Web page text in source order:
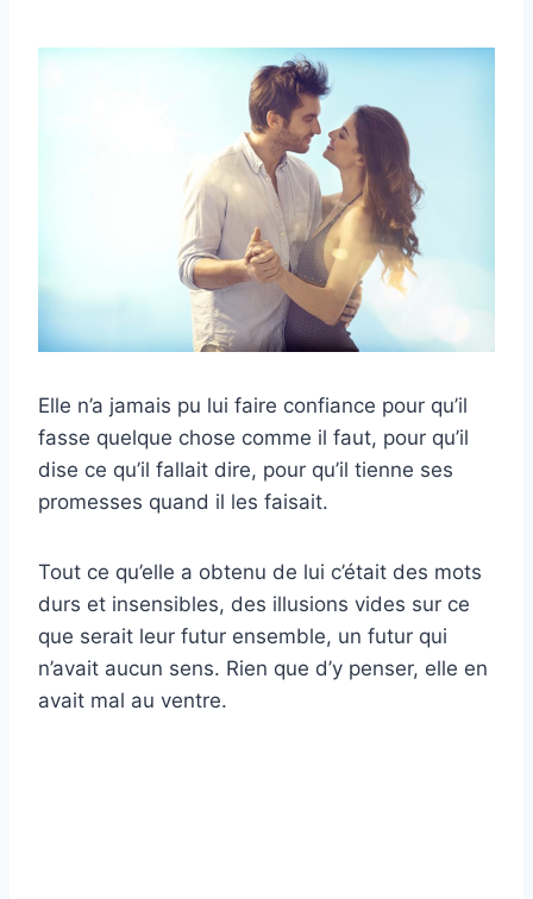
Elle n’a jamais pu lui faire confiance pour qu’il
fasse quelque chose comme il faut, pour qu’il
dise ce qu’il fallait dire, pour qu’il tienne ses
promesses quand il les faisait.
Tout ce qu’elle a obtenu de lui c’était des mots
durs et insensibles, des illusions vides sur ce
que serait leur futur ensemble, un futur qui
n’avait aucun sens. Rien que d’y penser, elle en
avait mal au ventre.